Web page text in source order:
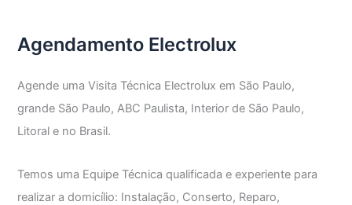
Agendamento Electrolux
Agende uma Visita Técnica Electrolux em São Paulo,
grande São Paulo, ABC Paulista, Interior de São Paulo,
Litoral e no Brasil.
Temos uma Equipe Técnica qualificada e experiente para
realizar a domicílio: Instalação, Conserto, Reparo,